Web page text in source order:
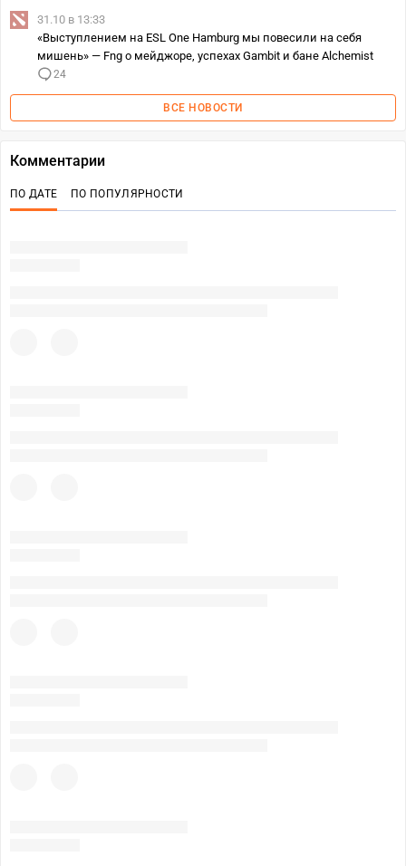
31.10 в 13:33
«Выступлением на ESL One Hamburg мы повесили на себя
мишень» — Fng о мейджоре, успехах Gambit и бане Alchemist
24
ВСЕ НОВОСТИ
Комментарии
ПО ДАТЕ ПО ПОПУЛЯРНОСТИ